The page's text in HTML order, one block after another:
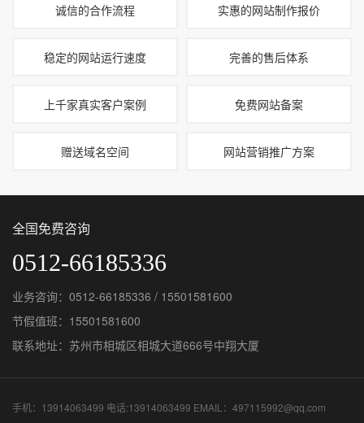
诚信的合作流程 实惠的网站制作报价
稳定的网站运行速度 完善的售后体系
上千家真实客户案例 免费网站备案
赠送域名空间 网站营销推广方案
全国免费咨询
0512-66185336
业务咨询：0512-66185336 / 15501581600
节假值班：15501581600
联系地址：苏州市相城区相城大道666号中翔大厦
手机：13914063499 电话:13914063499 EMAIL：497115992@qq.com